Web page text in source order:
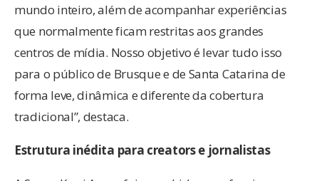
mundo inteiro, além de acompanhar experiências
que normalmente ficam restritas aos grandes
centros de mídia. Nosso objetivo é levar tudo isso
para o público de Brusque e de Santa Catarina de
forma leve, dinâmica e diferente da cobertura
tradicional”, destaca.
Estrutura inédita para creators e jornalistas